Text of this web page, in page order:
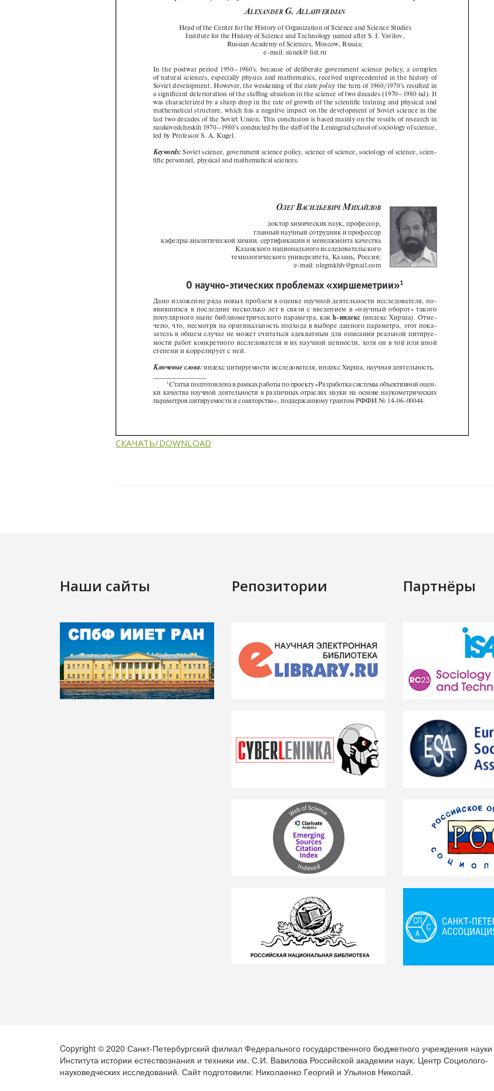
СКАЧАТЬ/DOWNLOAD
Наши сайты Репозитории Партнёры
Copyright © 2020 Санкт-Петербургский филиал Федерального государственного бюджетного учреждения науки
Института истории естествознания и техники им. С.И. Вавилова Российской академии наук. Центр Социолого-
науковедческих исследований. Сайт подготовили: Николаенко Георгий и Ульянов Николай.